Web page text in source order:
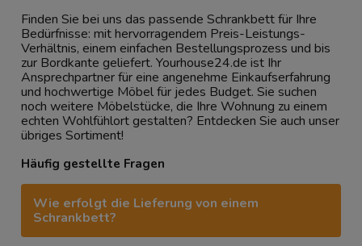
Finden Sie bei uns das passende Schrankbett für Ihre
Bedürfnisse: mit hervorragendem Preis-Leistungs-
Verhältnis, einem einfachen Bestellungsprozess und bis
zur Bordkante geliefert. Yourhouse24.de ist Ihr
Ansprechpartner für eine angenehme Einkaufserfahrung
und hochwertige Möbel für jedes Budget. Sie suchen
noch weitere Möbelstücke, die Ihre Wohnung zu einem
echten Wohlfühlort gestalten? Entdecken Sie auch unser
übriges Sortiment!
Häufig gestellte Fragen
Wie erfolgt die Lieferung von einem
Schrankbett?